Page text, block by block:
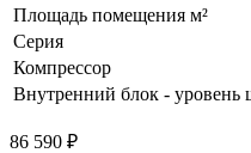
Площадь помещения м²
Серия
Компрессор
Внутренний блок - уровень
86 590 ₽